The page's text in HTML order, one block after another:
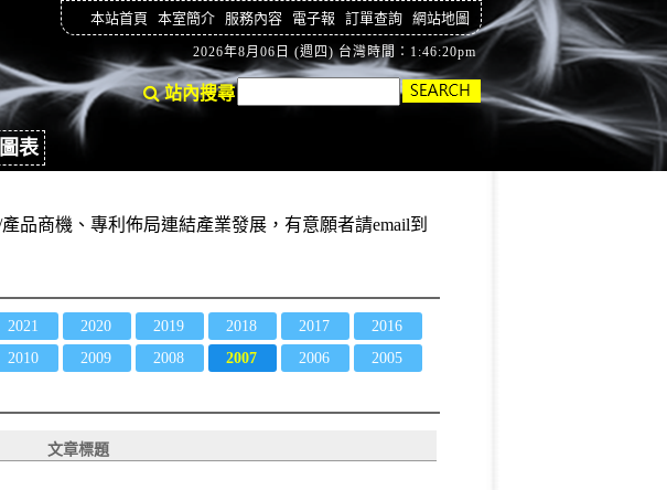
本站首頁 本室簡介 服務內容 電子報 訂單查詢 網站地圖
2026年8月06日 (週四) 台灣時間：1:46:20pm
站內搜尋
表
品商機、專利佈局連結產業發展，有意願者請email到
2021 2020 2019 2018 2017
2016
2010 2009 2008 2007 2006
2005
文章標題